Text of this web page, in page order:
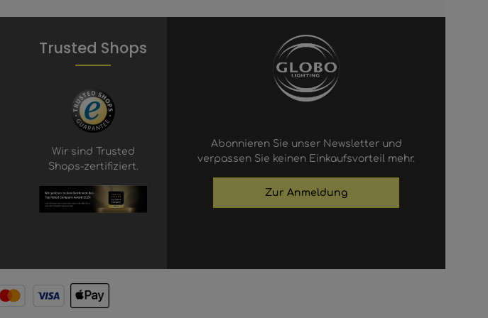
Trusted Shops
Wir sind Trusted
Shops-zertifiziert.
Abonnieren Sie unser Newsletter und
verpassen Sie keinen Einkaufsvorteil mehr.
Zur Anmeldung